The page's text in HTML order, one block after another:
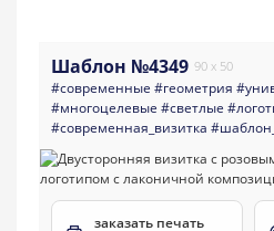
Шаблон №4349 90 x 50
#современные #геометрия
#многоцелевые #светлые
#современная_визитка
заказать печать